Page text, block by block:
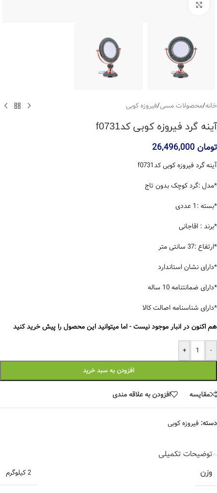
خانه/محصولات مسی/فیروزه کوبی
آینه گرد فیروزه کوبی کدf0731
تومان
آینه گرد فیروزه کوبی کدf0731
*مدل :گرد کوچک بدون تاج
*بسته :1 عددی
*برند : اقاجانی
*ارتفاع :37 سانتی متر
*دارای نشان استاندارد
*دارای ضمانتنامه 10 ساله
*دارای شناسنامه اصالت کالا
هم اکنون در انبار موجود نیست - اما میتوانید این محصول را پیش خرید کنید
-
+
افزودن به سبد خرید
مقایسه افزودن به علاقه مندی
دسته: فیروزه کوبی
توضیحات تکمیلی
وزن 2 کیلوگرم